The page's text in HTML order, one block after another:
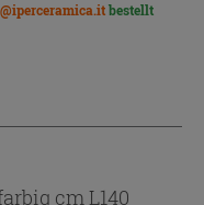
bestellt
cm L140